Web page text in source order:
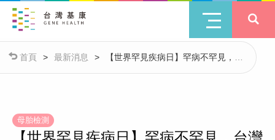
首頁 > 最新消息 >
【世界罕見疾病日】罕病不罕見，台
母胎檢測